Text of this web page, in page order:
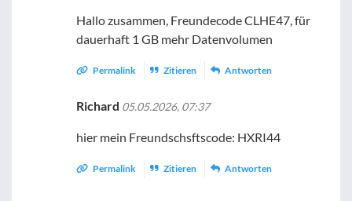
Hallo zusammen, Freundecode CLHE47, für
dauerhaft 1 GB mehr Datenvolumen
Permalink Zitieren Antworten
Richard 05.05.2026, 07:37
hier mein Freundschsftscode: HXRI44
Permalink Zitieren Antworten